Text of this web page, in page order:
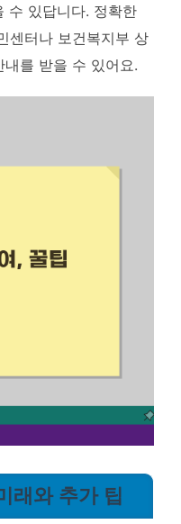
수 있답니다. 정확한
센터나 보건복지부 상
를 받을 수 있어요.
래와 추가 팁